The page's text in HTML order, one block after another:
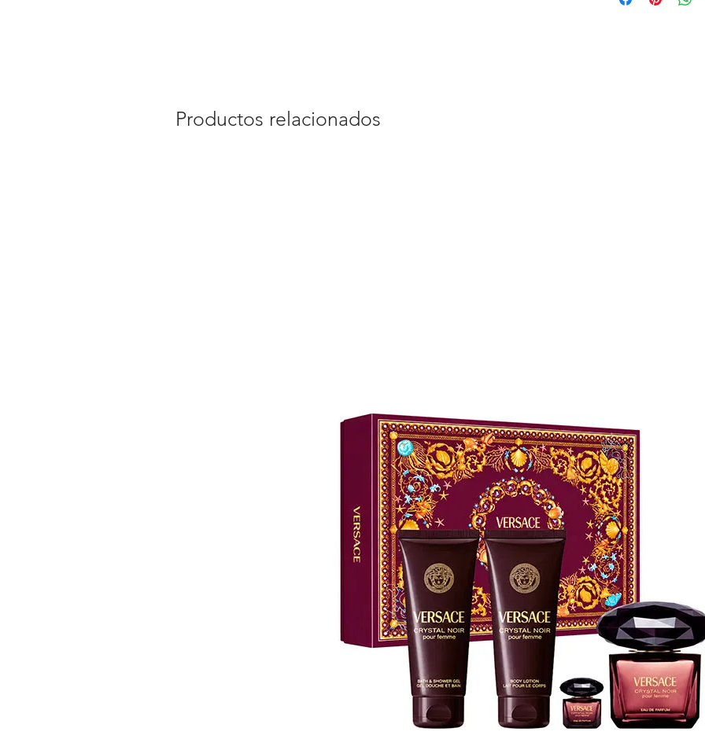
Productos relacionados